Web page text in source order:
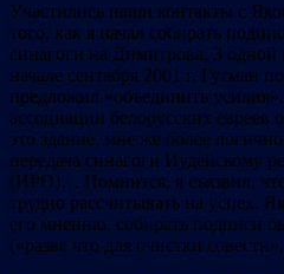
Участились наши контакты с
того, как я начал собирать
синагоги на Димитрова, 3
начале сентября 2001 г. Гутман
предложил «объединить
ассоциации белорусских евреев
это здание, мне же более
передача синагоги Иудейскому
(ИРО)… Помнится, я съязвил,
трудно рассчитывать на успех.
его мнению, собирать подписи
(«разве что для очистки